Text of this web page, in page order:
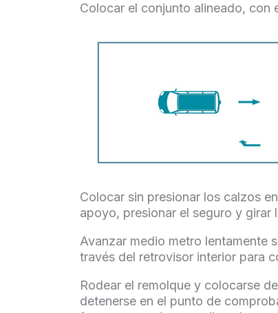
Colocar el conjunto alineado, con
Colocar sin presionar los calzos
apoyo, presionar el seguro y girar
Avanzar medio metro lentamente
través del retrovisor interior para
Rodear el remolque y colocarse
detenerse en el punto de